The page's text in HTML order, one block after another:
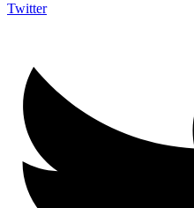
Twitter